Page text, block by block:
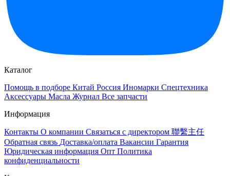
Каталог
Помощь в подборе Китай Россия Иномарки Спецтехника
Аксессуары Масла Журнал Все запчасти
Информация
Контакты О компании Связаться с директором 聯繫主任
Обратная связь Доставка/оплата Вакансии Гарантия
Юридическая информация Опт Политика
конфиденциальности